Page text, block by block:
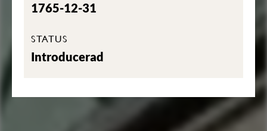
1765-12-31
STATUS
Introducerad